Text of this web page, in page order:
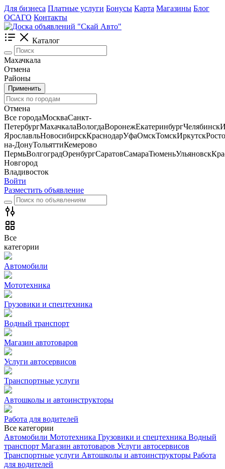
Для бизнеса Платные услуги Бонусы Карта Магазины Блог
ОСАГО Контакты
Каталог
Махачкала
Отмена
Районы
Применить
Отмена
Все городаМоскваСанкт-
ПетербургМахачкалаВологдаВоронежЕкатеринбургЧелябинск
ЯрославльНовосибирскКраснодарУфаОмскТомскИркутск
на-ДонуТольяттиКемерово
ПермьВолгоградОренбургСаратовСамараТюменьУльяновск
Новгород
Владивосток
Войти
Разместить объявление
Все
категории
Автомобили
Мототехника
Грузовики и спецтехника
Водный транспорт
Магазин автотоваров
Услуги автосервисов
Транспортные услуги
Автошколы и автоинструкторы
Работа для водителей
Все категории
Автомобили Мототехника Грузовики и спецтехника Водный
транспорт Магазин автотоваров Услуги автосервисов
Транспортные услуги Автошколы и автоинструкторы Работа
для водителей